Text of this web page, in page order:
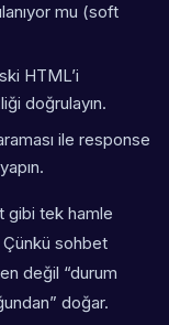
mu (soft
HTML’i
doğrulayın.
ile response
gibi tek hamle
sohbet
değil “durum
doğar.